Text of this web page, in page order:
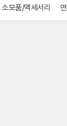
소모품/액세서리